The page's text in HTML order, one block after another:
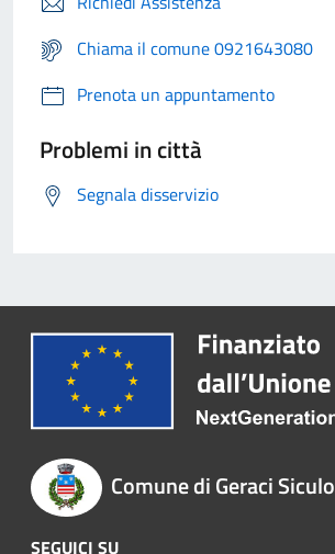
Chiama il comune 0921643080
Prenota un appuntamento
Problemi in città
Segnala disservizio
Comune di Geraci Siculo
SEGUICI SU